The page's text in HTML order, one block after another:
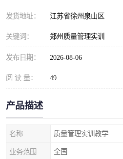
发货地址： 江苏省徐州泉山区
关键词： 郑州质量管理实训
发布日期： 2026-08-06
阅 读 量： 49
产品描述
名称 质量管理实训教学
业务范围 全国